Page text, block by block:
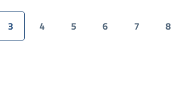
Pagina attuale
3
Pagina
4
Pagina
5
Pagina
6
Pagina
7
Pagina
8